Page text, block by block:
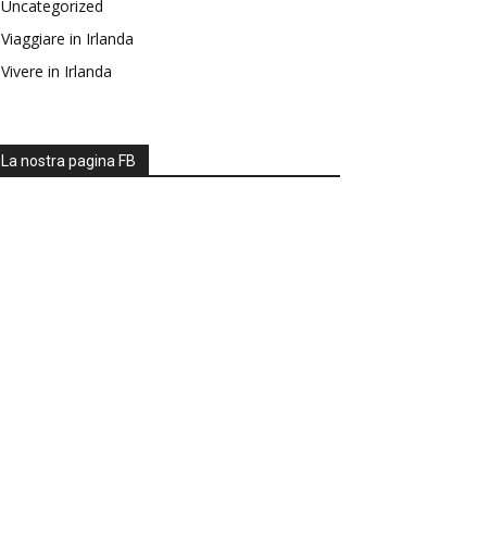
Uncategorized
Viaggiare in Irlanda
Vivere in Irlanda
La nostra pagina FB